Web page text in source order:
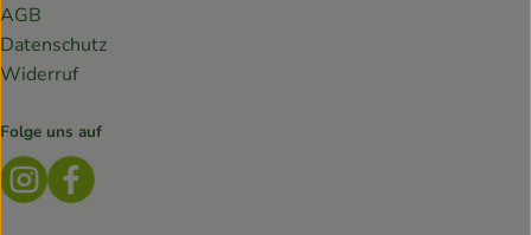
AGB
Datenschutz
Widerruf
Folge uns auf
Externer Link zu https://www.instagram.com/
Externer Link zu https://www.facebook.com/